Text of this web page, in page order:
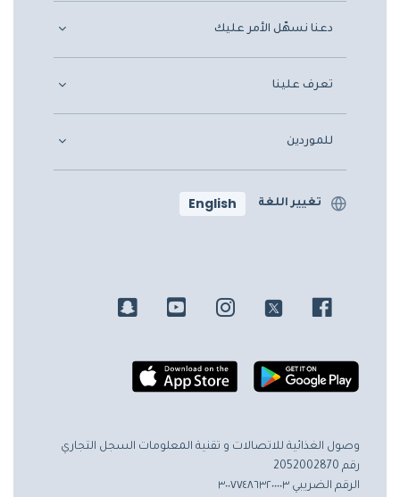
دعنا نسهّل الأمر عليك
تعرف علينا
للموردين
تغيير اللغة English
وصول الغذائية للاتصالات و تقنية المعلومات السجل التجاري
رقم 2052002870
الرقم الضريبي ٣٠٠٧٧٤٨٦٣٢٠٠٠٠٣